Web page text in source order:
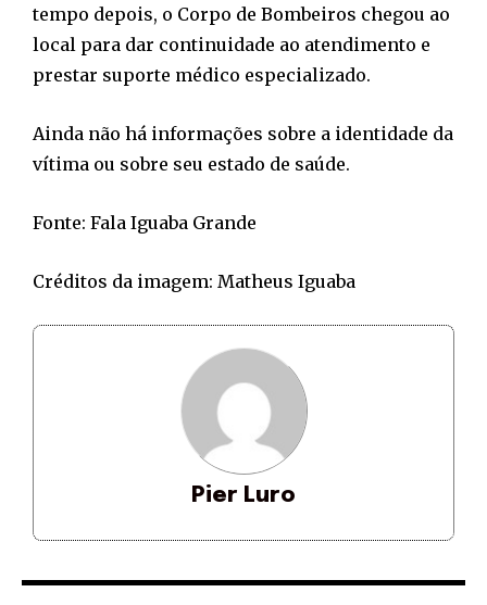
tempo depois, o Corpo de Bombeiros chegou ao
local para dar continuidade ao atendimento e
prestar suporte médico especializado.
Ainda não há informações sobre a identidade da
vítima ou sobre seu estado de saúde.
Fonte: Fala Iguaba Grande
Créditos da imagem: Matheus Iguaba
Pier Luro